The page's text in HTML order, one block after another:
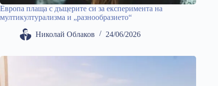
Европа плаща с дъщерите си за експеримента на
мултикултурализма и „разнообразието“
Николай Облаков 24/06/2026